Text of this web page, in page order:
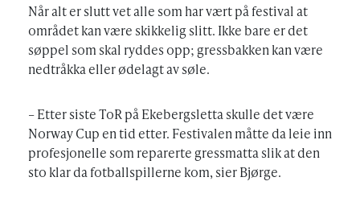
Når alt er slutt vet alle som har vært på festival at
området kan være skikkelig slitt. Ikke bare er det
søppel som skal ryddes opp; gressbakken kan være
nedtråkka eller ødelagt av søle.
– Etter siste ToR på Ekebergsletta skulle det være
Norway Cup en tid etter. Festivalen måtte da leie inn
profesjonelle som reparerte gressmatta slik at den
sto klar da fotballspillerne kom, sier Bjørge.